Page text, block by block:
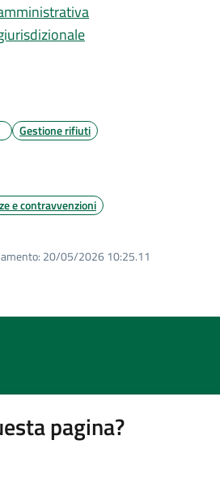
Gestione rifiuti
e contravvenzioni
20/05/2026 10:25.11
pagina?